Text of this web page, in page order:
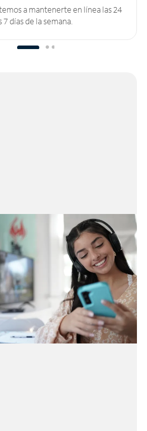
a mantenerte en línea las 24
días de la semana.